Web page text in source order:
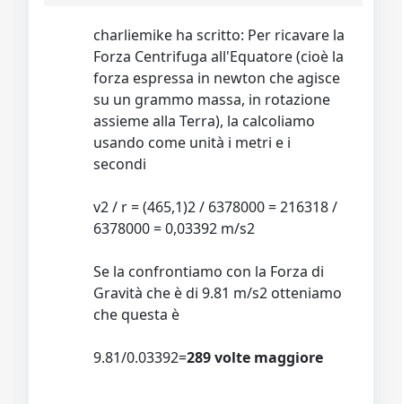
charliemike ha scritto: Per ricavare la
Forza Centrifuga all'Equatore (cioè la
forza espressa in newton che agisce
su un grammo massa, in rotazione
assieme alla Terra), la calcoliamo
usando come unità i metri e i
secondi
v2 / r = (465,1)2 / 6378000 = 216318 /
6378000 = 0,03392 m/s2
Se la confrontiamo con la Forza di
Gravità che è di 9.81 m/s2 otteniamo
che questa è
9.81/0.03392=289 volte maggiore